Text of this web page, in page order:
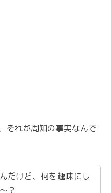
それが周知の事実なんで
だけど、何を趣味にし
？